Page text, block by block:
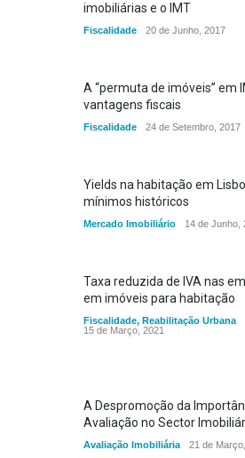
imobiliárias e o IMT
Fiscalidade 20 de Junho, 2017
A “permuta de imóveis” em
vantagens fiscais
Fiscalidade 24 de Setembro, 2017
Yields na habitação em
mínimos históricos
Mercado Imobiliário 14 de Junho,
Taxa reduzida de IVA nas
em imóveis para habitação
Fiscalidade, Reabilitação Urbana
15 de Março, 2021
A Despromoção da
Avaliação no Sector
Avaliação Imobiliária 21 de Março,